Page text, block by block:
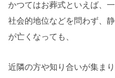
かつてはお葬式といえば、
社会的地位などを問わず、
が亡くなっても、
近隣の方や知り合いが集ま